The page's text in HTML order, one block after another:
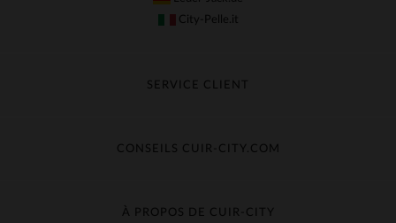
City-Pelle.it
SERVICE CLIENT
Échange & Remboursement
Contacter le service client
CONSEILS CUIR-CITY.COM
Guide des matières
À PROPOS DE CUIR-CITY